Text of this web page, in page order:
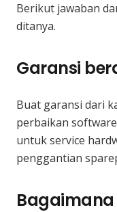
Berikut jawaban
ditanya.
Garansi
Buat garansi dari
perbaikan
untuk service
penggantian